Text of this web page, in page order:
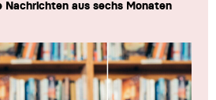
Nachrichten aus sechs Monaten